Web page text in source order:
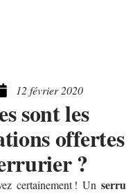
12 février 2020
sont les
?
certainement ! Un